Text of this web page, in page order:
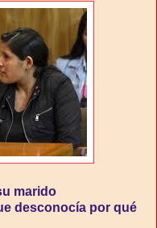
marido
desconocía por qué